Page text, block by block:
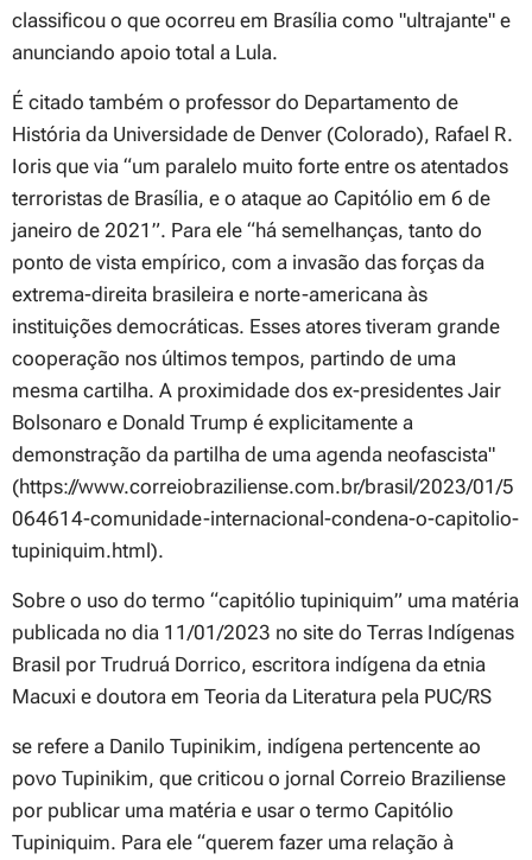
classificou o que ocorreu em Brasília como "ultrajante" e
anunciando apoio total a Lula.
É citado também o professor do Departamento de
História da Universidade de Denver (Colorado), Rafael R.
Ioris que via “um paralelo muito forte entre os atentados
terroristas de Brasília, e o ataque ao Capitólio em 6 de
janeiro de 2021”. Para ele “há semelhanças, tanto do
ponto de vista empírico, com a invasão das forças da
extrema-direita brasileira e norte-americana às
instituições democráticas. Esses atores tiveram grande
cooperação nos últimos tempos, partindo de uma
mesma cartilha. A proximidade dos ex-presidentes Jair
Bolsonaro e Donald Trump é explicitamente a
demonstração da partilha de uma agenda neofascista"
(https://www.correiobraziliense.com.br/brasil/2023/01/5
064614-comunidade-internacional-condena-o-capitolio-
tupiniquim.html).
Sobre o uso do termo “capitólio tupiniquim” uma matéria
publicada no dia 11/01/2023 no site do Terras Indígenas
Brasil por Trudruá Dorrico, escritora indígena da etnia
Macuxi e doutora em Teoria da Literatura pela PUC/RS
se refere a Danilo Tupinikim, indígena pertencente ao
povo Tupinikim, que criticou o jornal Correio Braziliense
por publicar uma matéria e usar o termo Capitólio
Tupiniquim. Para ele “querem fazer uma relação à